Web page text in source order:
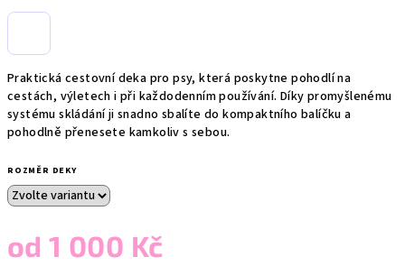
Praktická cestovní deka pro psy, která poskytne pohodlí na
cestách, výletech i při každodenním používání. Díky promyšlenému
systému skládání ji snadno sbalíte do kompaktního balíčku a
pohodlně přenesete kamkoliv s sebou.
ROZMĚR DEKY
od1 000 Kč